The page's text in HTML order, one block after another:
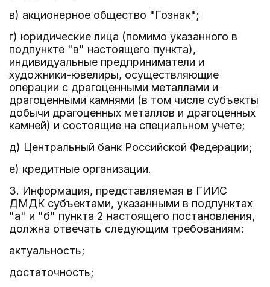
в) акционерное общество "Гознак";
г) юридические лица (помимо указанного в
подпункте "в" настоящего пункта),
индивидуальные предприниматели и
художники-ювелиры, осуществляющие
операции с драгоценными металлами и
драгоценными камнями (в том числе субъекты
добычи драгоценных металлов и драгоценных
камней) и состоящие на специальном учете;
д) Центральный банк Российской Федерации;
е) кредитные организации.
3. Информация, представляемая в ГИИС
ДМДК субъектами, указанными в подпунктах
"а" и "б" пункта 2 настоящего постановления,
должна отвечать следующим требованиям:
актуальность;
достаточность;